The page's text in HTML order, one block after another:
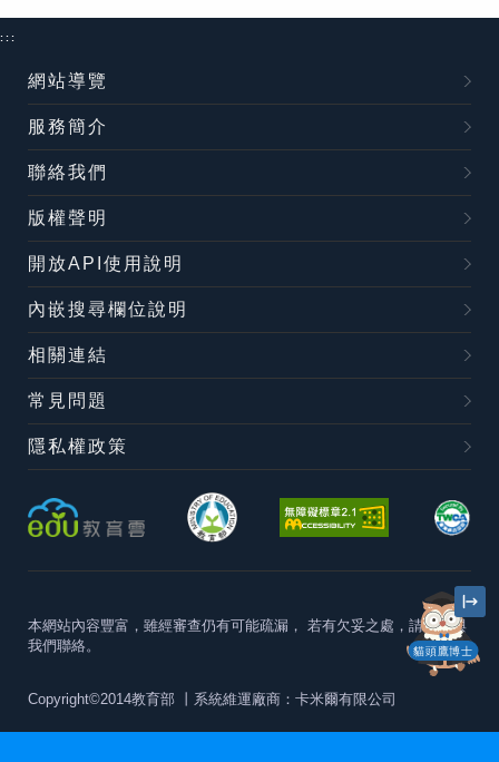
貓頭鷹博士
:::
網站導覽
服務簡介
聯絡我們
版權聲明
開放API使用說明
內嵌搜尋欄位說明
相關連結
常見問題
隱私權政策
本網站內容豐富，雖經審查仍有可能疏漏， 若有欠妥之處，請隨時與
我們聯絡。
Copyright©2014教育部 丨系統維運廠商：卡米爾有限公司